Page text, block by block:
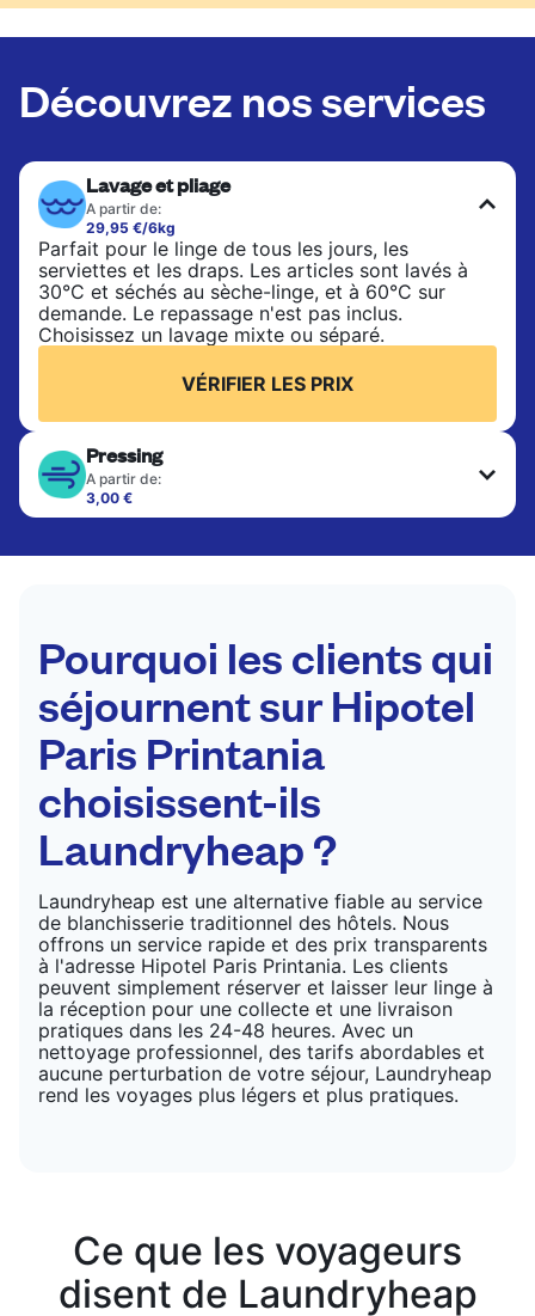
Découvrez nos services
Lavage et pliage
A partir de:
29,95 €/6kg
Parfait pour le linge de tous les jours, les
serviettes et les draps. Les articles sont lavés à
30°C et séchés au sèche-linge, et à 60°C sur
demande. Le repassage n'est pas inclus.
Choisissez un lavage mixte ou séparé.
VÉRIFIER LES PRIX
Pressing
A partir de:
3,00 €
Les articles délicats sont nettoyés à sec et finis
costumes, les robes, les manteaux et les tissus
VÉRIFIER LES PRIX
Pourquoi les clients qui
séjournent sur Hipotel
Paris Printania
choisissent-ils
Laundryheap ?
Laundryheap est une alternative fiable au service
de blanchisserie traditionnel des hôtels. Nous
offrons un service rapide et des prix transparents
à l'adresse Hipotel Paris Printania. Les clients
peuvent simplement réserver et laisser leur linge à
la réception pour une collecte et une livraison
pratiques dans les 24-48 heures. Avec un
nettoyage professionnel, des tarifs abordables et
aucune perturbation de votre séjour, Laundryheap
rend les voyages plus légers et plus pratiques.
Ce que les voyageurs
disent de Laundryheap